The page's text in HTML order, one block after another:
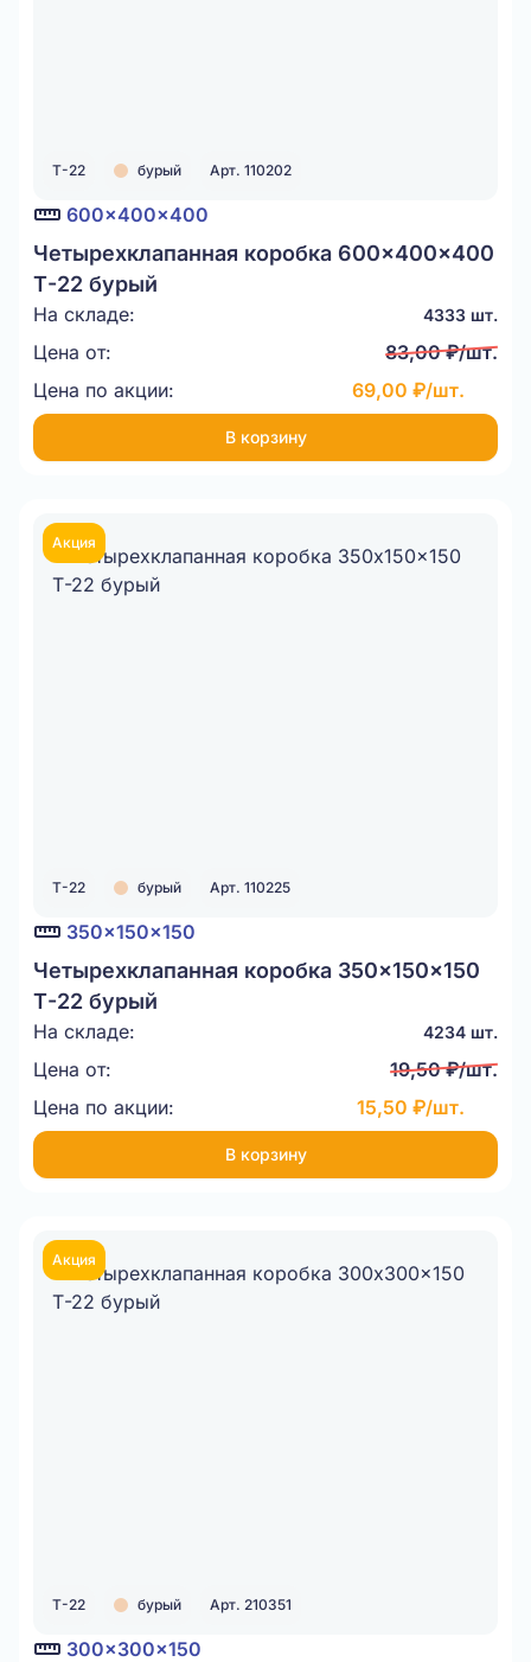
Т-22 бурый Арт. 110202
600x400x400
Четырехклапанная коробка 600x400x400
Т-22 бурый
На складе: 4333 шт.
Цена от:
83,00 ₽/шт.
Цена по акции:
69,00 ₽/шт.
В корзину
Акция
Т-22 бурый Арт. 110225
350x150x150
Четырехклапанная коробка 350x150x150
Т-22 бурый
На складе: 4234 шт.
Цена от:
19,50 ₽/шт.
Цена по акции:
15,50 ₽/шт.
В корзину
Акция
Т-22 бурый Арт. 210351
300x300x150